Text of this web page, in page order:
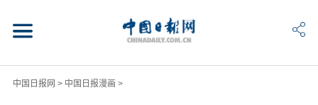
中国日报网 > 中国日报漫画 >